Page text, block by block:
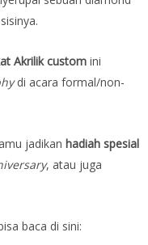
Akrilik custom ini
di acara formal/non-
jadikan hadiah spesial
, atau juga
baca di sini: